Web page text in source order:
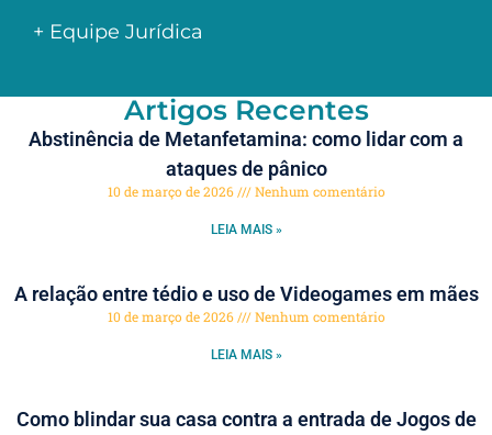
+ Equipe Jurídica
Artigos Recentes
Abstinência de Metanfetamina: como lidar com a
ataques de pânico
10 de março de 2026 Nenhum comentário
LEIA MAIS »
A relação entre tédio e uso de Videogames em mães
10 de março de 2026 Nenhum comentário
LEIA MAIS »
Como blindar sua casa contra a entrada de Jogos de